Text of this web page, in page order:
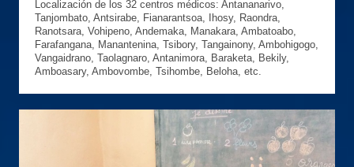
Localización de los 32 centros médicos: Antananarivo,
Tanjombato, Antsirabe, Fianarantsoa, Ihosy, Raondra,
Ranotsara, Vohipeno, Andemaka, Manakara, Ambatoabo,
Farafangana, Manantenina, Tsibory, Tangainony, Ambohigogo,
Vangaidrano, Taolagnaro, Antanimora, Baraketa, Bekily,
Amboasary, Ambovombe, Tsihombe, Beloha, etc.